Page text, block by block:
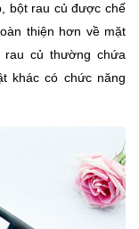
bột rau củ được chế
thiện hơn về mặt
củ thường chứa
khác có chức năng